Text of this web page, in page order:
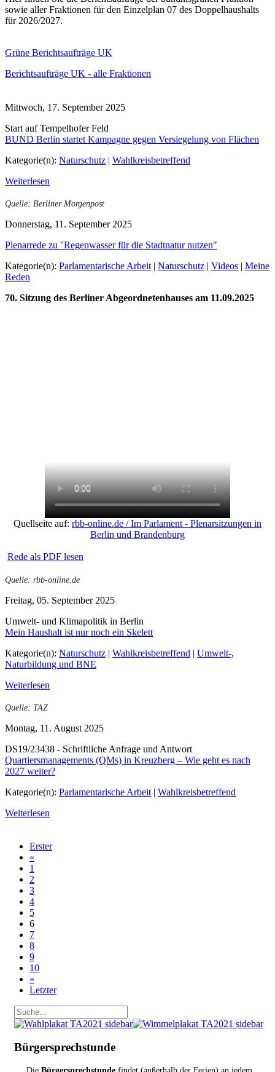
sowie aller Fraktionen für den Einzelplan 07 des Doppelhaushalts
für 2026/2027.
Grüne Berichtsaufträge UK
Berichtsaufträge UK - alle Fraktionen
Mittwoch, 17. September 2025
Start auf Tempelhofer Feld
BUND Berlin startet Kampagne gegen Versiegelung von Flächen
Kategorie(n): Naturschutz | Wahlkreisbetreffend
Weiterlesen
Quelle: Berliner Morgenpost
Donnerstag, 11. September 2025
Plenarrede zu ''Regenwasser für die Stadtnatur nutzen"
Kategorie(n): Parlamentarische Arbeit| Naturschutz | Videos | Meine
Reden
70. Sitzung des Berliner Abgeordnetenhauses am 11.09.2025
Quellseite auf: rbb-online.de / Im Parlament - Plenarsitzungen in
Berlin und Brandenburg
Rede als PDF lesen
Quelle: rbb-online.de
Freitag, 05. September 2025
Umwelt- und Klimapolitik in Berlin
Mein Haushalt ist nur noch ein Skelett
Kategorie(n): Naturschutz | Wahlkreisbetreffend | Umwelt-,
Naturbildung und BNE
Weiterlesen
Quelle: TAZ
Montag, 11. August 2025
DS19/23438 - Schriftliche Anfrage und Antwort
Quartiersmanagements (QMs) in Kreuzberg – Wie geht es nach
2027 weiter?
Kategorie(n): Parlamentarische Arbeit | Wahlkreisbetreffend
Weiterlesen
Erster
«
1
2
3
4
5
6
7
8
9
10
»
Letzter
Bürgersprechstunde